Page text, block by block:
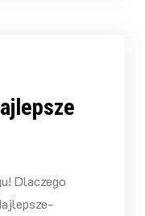
Dlaczego